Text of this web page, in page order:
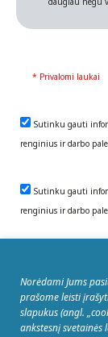
* Privalomi laukai
Sutinku gauti
renginius ir darbo
Sutinku gauti
renginius ir darbo
Norėdami Jums
prašome leisti
slapukus (angl.
ankstesnį